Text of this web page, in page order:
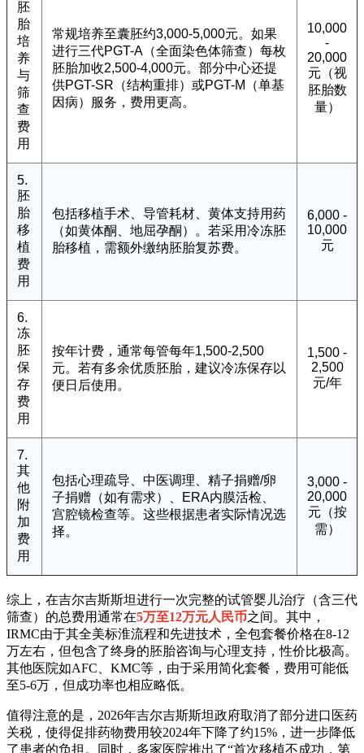
胚
胎
培
养
与
筛
查
费
用
常规培养至囊胚约3,000-5,000元。如果
进行三代PGT-A（全面染色体筛查）每枚
胚胎加收2,500-4,000元。部分中心还提
供PGT-SR（结构重排）或PGT-M（单基
因病）服务，费用更高。
10,000
-
20,000
元（视
胚胎数
量）
5.
胚
胎
移
植
费
用
包括移植手术、导管耗材、黄体支持用药
（如黄体酮、地屈孕酮）。若采用冷冻胚
胎移植，需额外缴纳胚胎复苏费。
6,000 -
10,000
元
6.
冻
胚
保
存
费
用
按年计费，通常每管每年1,500-2,500
元。若有多余优质胚胎，建议冷冻保存以
便日后使用。
1,500 -
2,500
元/年
7.
其
他
附
加
费
用
包括心理疏导、中医调理、精子捐赠/卵
子捐赠（如有需求）、ERA内膜活检、
宫腔镜检查等。这些根据患者实际情况选
择。
3,000 -
20,000
元（按
需）
综上，在吉尔吉斯斯坦进行一次完整的试管婴儿治疗（含三代
筛查）的总费用通常在5万至12万元人民币之间。其中，
IRMC由于其全美标淮流程和先进技术，全包套餐价格在8-12
万左右，但包含了终身的胚胎咨询与心理支持，性价比极高。
其他医院如AFC、KMC等，由于采用简化套餐，费用可能低
至5-6万，但成功率也相应略低。
值得注意的是，2026年吉尔吉斯斯坦政府取消了部分进口医药
关税，使得促排药物费用较2024年下降了约15%，进一步降低
了患者的负担。同时，多家医院推出了“首次移植不成功，第